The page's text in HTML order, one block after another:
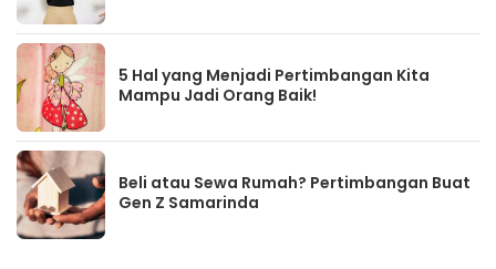
5 Hal yang Menjadi Pertimbangan Kita
Mampu Jadi Orang Baik!
Beli atau Sewa Rumah? Pertimbangan Buat
Gen Z Samarinda